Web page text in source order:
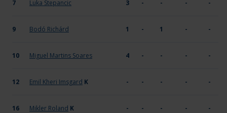
7 Luka Stepancic 3 - - - -
9 Bodó Richárd 1 - 1 - -
10 Miguel Martins Soares 4 - - - -
12 Emil Kheri Imsgard Kapus
K - - - - -
16 Mikler Roland Kapus
K - - - - -